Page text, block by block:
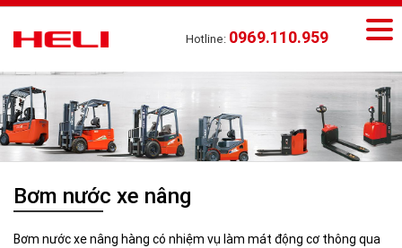
Hotline: 0969.110.959
Bơm nước xe nâng
Bơm nước xe nâng hàng có nhiệm vụ làm mát động cơ thông qua